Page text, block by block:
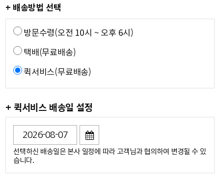
+ 배송방법 선택
방문수령(오전 10시 ~ 오후 6시)
택배(무료배송)
퀵서비스(무료배송)
+ 퀵서비스 배송일 설정
선택하신 배송일은 본사 일정에 따라 고객님과 협의하여 변경될 수 있
습니다.